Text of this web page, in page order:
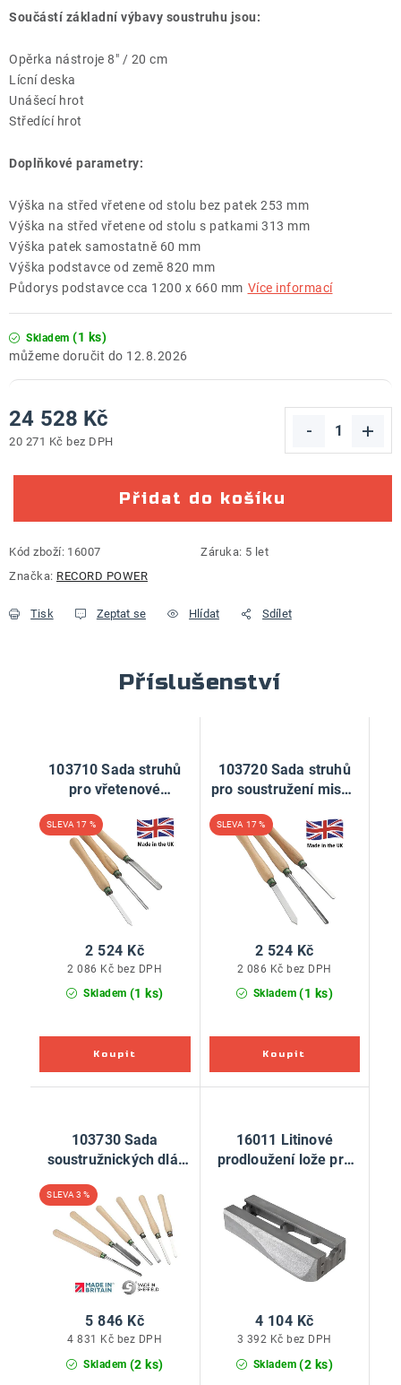
Součástí základní výbavy soustruhu jsou:
Opěrka nástroje 8" / 20 cm
Lícní deska
Unášecí hrot
Středící hrot
Doplňkové parametry:
Výška na střed vřetene od stolu bez patek 253 mm
Výška na střed vřetene od stolu s patkami 313 mm
Výška patek samostatně 60 mm
Výška podstavce od země 820 mm
Půdorys podstavce cca 1200 x 660 mm Více informací
Skladem (1 ks)
12.8.2026
24 528 Kč
20 271 Kč bez DPH
Přidat do košíku
Kód zboží: 16007 Záruka: 5 let
Značka: RECORD POWER
Tisk Zeptat se Hlídat Sdílet
Příslušenství
103710 Sada struhů
pro vřetenové
17 %
Skladem (1 ks)
2 086 Kč bez DPH
2 524 Kč
103720 Sada struhů
pro soustružení misek
17 %
Skladem (1 ks)
2 086 Kč bez DPH
2 524 Kč
103730 Sada
soustružnických dlát
3 %
Skladem (2 ks)
4 831 Kč bez DPH
5 846 Kč
16011 Litinové
prodloužení lože pro
Herald
Skladem (2 ks)
3 392 Kč bez DPH
4 104 Kč